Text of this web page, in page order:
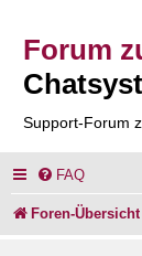
Forum
Support-Forum
FAQ
Foren-Übersicht